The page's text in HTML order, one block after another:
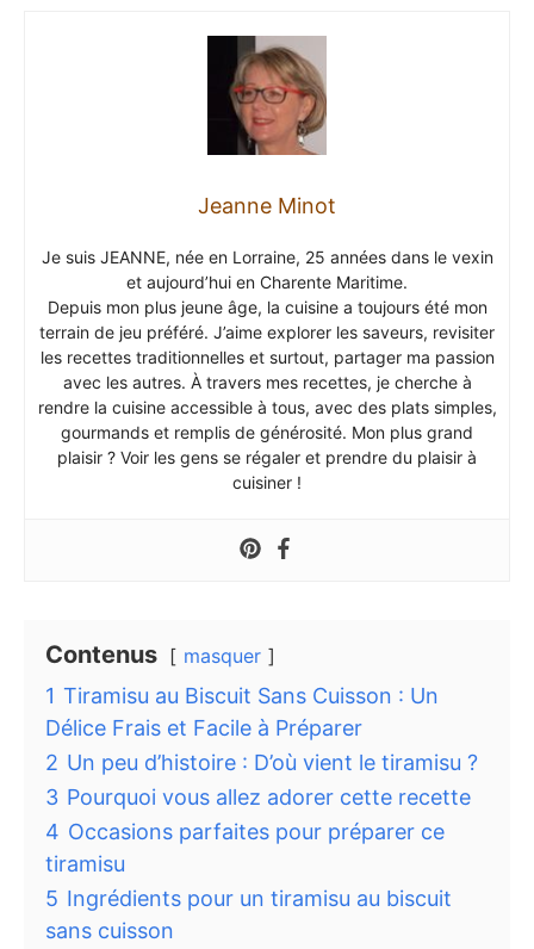
Jeanne Minot
Je suis JEANNE, née en Lorraine, 25 années dans le vexin
et aujourd’hui en Charente Maritime.
Depuis mon plus jeune âge, la cuisine a toujours été mon
terrain de jeu préféré. J’aime explorer les saveurs, revisiter
les recettes traditionnelles et surtout, partager ma passion
avec les autres. À travers mes recettes, je cherche à
rendre la cuisine accessible à tous, avec des plats simples,
gourmands et remplis de générosité. Mon plus grand
plaisir ? Voir les gens se régaler et prendre du plaisir à
cuisiner !
Contenus masquer
1 Tiramisu au Biscuit Sans Cuisson : Un
Délice Frais et Facile à Préparer
2 Un peu d’histoire : D’où vient le tiramisu ?
3 Pourquoi vous allez adorer cette recette
4 Occasions parfaites pour préparer ce
tiramisu
5 Ingrédients pour un tiramisu au biscuit
sans cuisson